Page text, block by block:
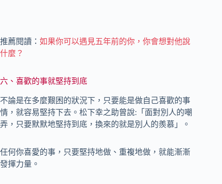
推薦閱讀： 如果你可以遇見五年前的你，你會想對他說
什麼？
六、喜歡的事就堅持到底
不論是在多麼艱困的狀況下，只要能是做自己喜歡的事
情，就容易堅持下去。松下幸之助曾說:「面對別人的嘲
弄，只要默默地堅持到底，換來的就是別人的羨慕」。
任何你喜愛的事，只要堅持地做、重複地做，就能漸漸
發揮力量。